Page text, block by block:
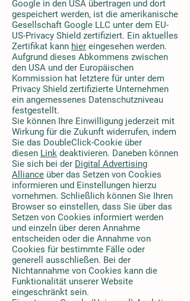
Google in den USA übertragen und dort
gespeichert werden, ist die amerikanische
Gesellschaft Google LLC unter dem EU-
US-Privacy Shield zertifiziert. Ein aktuelles
Zertifikat kann hier eingesehen werden.
Aufgrund dieses Abkommens zwischen
den USA und der Europäischen
Kommission hat letztere für unter dem
Privacy Shield zertifizierte Unternehmen
ein angemessenes Datenschutzniveau
festgestellt.
Sie können Ihre Einwilligung jederzeit mit
Wirkung für die Zukunft widerrufen, indem
Sie das DoubleClick-Cookie über
diesen Link deaktivieren. Daneben können
Sie sich bei der Digital Advertising
Alliance über das Setzen von Cookies
informieren und Einstellungen hierzu
vornehmen. Schließlich können Sie Ihren
Browser so einstellen, dass Sie über das
Setzen von Cookies informiert werden
und einzeln über deren Annahme
entscheiden oder die Annahme von
Cookies für bestimmte Fälle oder
generell ausschließen. Bei der
Nichtannahme von Cookies kann die
Funktionalität unserer Website
eingeschränkt sein.